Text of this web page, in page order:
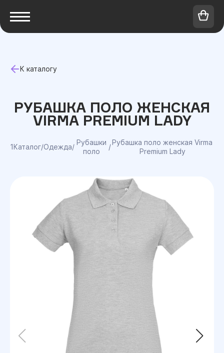
К каталогу
РУБАШКА ПОЛО ЖЕНСКАЯ
VIRMA PREMIUM LADY
1Каталог/Одежда/
Рубашки
поло
/
Рубашка поло женская Virma
Premium Lady